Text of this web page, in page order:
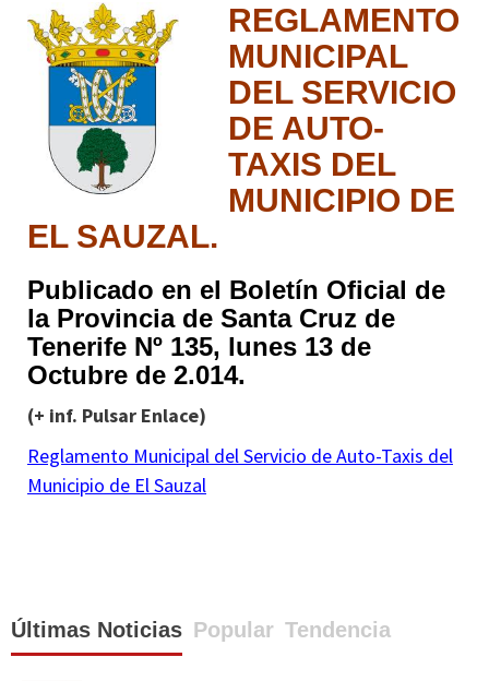
REGLAMENTO
MUNICIPAL
DEL SERVICIO
DE AUTO-
TAXIS DEL
MUNICIPIO DE
EL SAUZAL.
Publicado en el Boletín Oficial de
la Provincia de Santa Cruz de
Tenerife Nº 135, lunes 13 de
Octubre de 2.014.
(+ inf. Pulsar Enlace)
Reglamento Municipal del Servicio de Auto-Taxis del
Municipio de El Sauzal
Últimas Noticias Popular Tendencia